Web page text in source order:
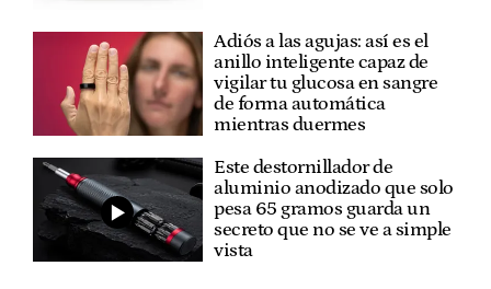
Adiós a las agujas: así es el
anillo inteligente capaz de
vigilar tu glucosa en sangre
de forma automática
mientras duermes
Este destornillador de
aluminio anodizado que solo
pesa 65 gramos guarda un
secreto que no se ve a simple
vista